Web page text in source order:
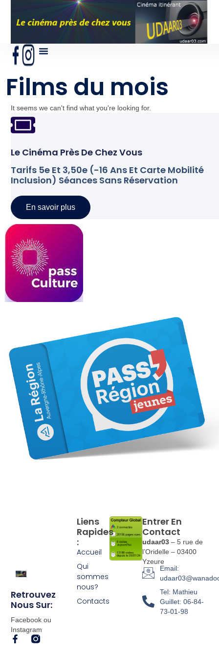
Films du mois
It seems we can't find what you're looking for.
Le Cinéma Près De Chez Vous
Tarifs 5e Et 3,50e (-16 Ans Et Carte Mobilité
Inclusion) Séances Sans Réservation
En savoir plus
Retrouvez
Nous Sur:
Facebook ou
Instagram
Liens
Rapides
:
Accueil
Qui
sommes
nous?
Contacts
Entrer En
Contact
udaar03 – 5 rue de
l’Oridelle – 03400
Yzeure
Email:
Tel: Mathieu
Guillet: 06-84-
73-01-98